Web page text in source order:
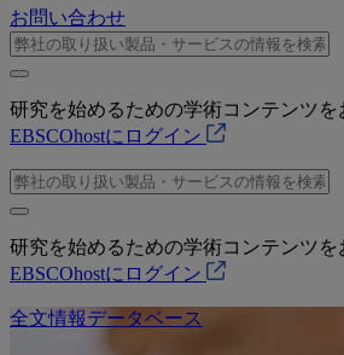
お問い合わせ
研究を始めるための学術コンテンツを
EBSCOhostにログイン
研究を始めるための学術コンテンツを
EBSCOhostにログイン
全文情報データベース